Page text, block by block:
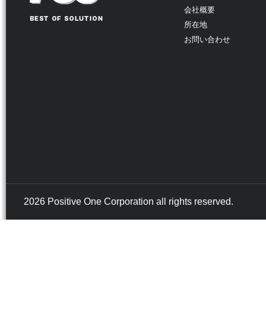
会社概要
所在地
お問い合わせ
2026 Positive One Corporation all rights reserved.